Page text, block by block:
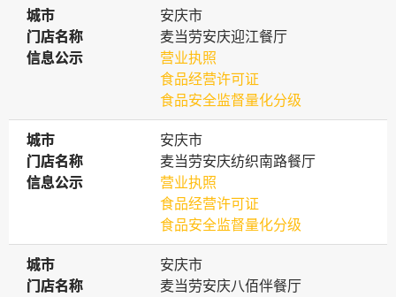
城市
城市
安庆市
门店名称
门店名称
麦当劳安庆迎江餐厅
信息公示
信息公示
营业执照
食品经营许可证
食品安全监督量化分级
城市
城市
安庆市
门店名称
门店名称
麦当劳安庆纺织南路餐厅
信息公示
信息公示
营业执照
食品经营许可证
食品安全监督量化分级
城市
城市
安庆市
门店名称
门店名称
麦当劳安庆八佰伴餐厅